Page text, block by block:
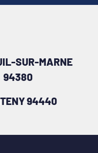
SUR-MARNE
94380
94440